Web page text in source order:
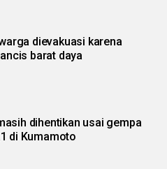
dievakuasi karena
barat daya
dihentikan usai gempa
di Kumamoto